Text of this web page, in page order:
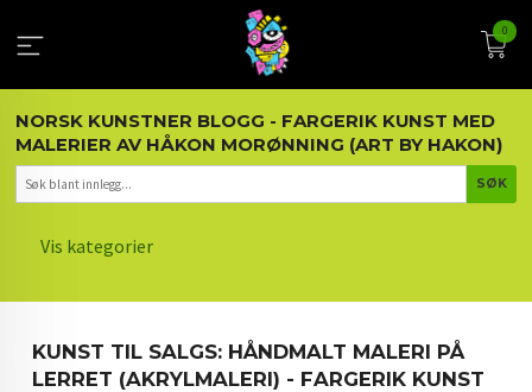
innholdet
0
NORSK KUNSTNER BLOGG - FARGERIK KUNST MED
MALERIER AV HÅKON MORØNNING (ART BY HAKON)
Vis kategorier
KUNST OG KUNSTNEREN
KUNST TIL SALGS: HÅNDMALT MALERI PÅ
LERRET (AKRYLMALERI) - FARGERIK KUNST